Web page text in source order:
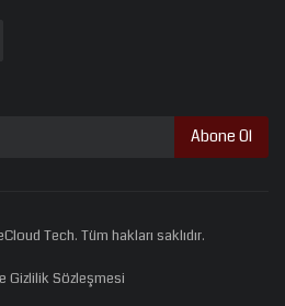
Abone Ol
Tech. Tüm hakları saklıdır.
Gizlilik Sözleşmesi